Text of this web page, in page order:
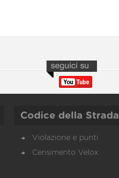
Codice della Strada
Violazione e punti
Censimento Velox